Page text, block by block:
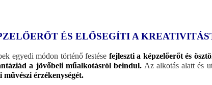
ÉS ELŐSEGÍTI A
egyedi módon történő festése fejleszti a képzelőerőt és
a jövőbeli műalkotásról beindul. Az alkotás alatt és
művészi érzékenységét.